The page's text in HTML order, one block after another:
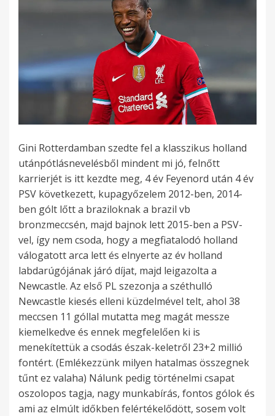
Gini Rotterdamban szedte fel a klasszikus holland
utánpótlásnevelésből mindent mi jó, felnőtt
karrierjét is itt kezdte meg, 4 év Feyenord után 4 év
PSV következett, kupagyőzelem 2012-ben, 2014-
ben gólt lőtt a braziloknak a brazil vb
bronzmeccsén, majd bajnok lett 2015-ben a PSV-
vel, így nem csoda, hogy a megfiatalodó holland
válogatott arca lett és elnyerte az év holland
labdarúgójának járó díjat, majd leigazolta a
Newcastle. Az első PL szezonja a széthulló
Newcastle kiesés elleni küzdelmével telt, ahol 38
meccsen 11 góllal mutatta meg magát messze
kiemelkedve és ennek megfelelően ki is
menekítettük a csodás észak-keletről 23+2 millió
fontért. (Emlékezzünk milyen hatalmas összegnek
tűnt ez valaha) Nálunk pedig történelmi csapat
oszolopos tagja, nagy munkabírás, fontos gólok és
ami az elmúlt időkben felértékelődött, sosem volt